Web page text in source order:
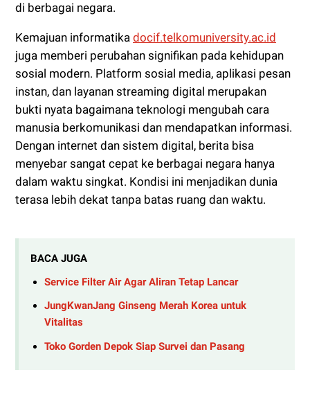
di berbagai negara.
Kemajuan informatika docif.telkomuniversity.ac.id
juga memberi perubahan signifikan pada kehidupan
sosial modern. Platform sosial media, aplikasi pesan
instan, dan layanan streaming digital merupakan
bukti nyata bagaimana teknologi mengubah cara
manusia berkomunikasi dan mendapatkan informasi.
Dengan internet dan sistem digital, berita bisa
menyebar sangat cepat ke berbagai negara hanya
dalam waktu singkat. Kondisi ini menjadikan dunia
terasa lebih dekat tanpa batas ruang dan waktu.
BACA JUGA
Service Filter Air Agar Aliran Tetap Lancar
JungKwanJang Ginseng Merah Korea untuk
Vitalitas
Toko Gorden Depok Siap Survei dan Pasang